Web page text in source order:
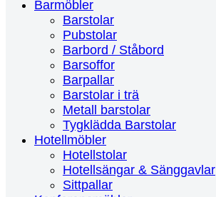
Barmöbler
Barstolar
Pubstolar
Barbord / Ståbord
Barsoffor
Barpallar
Barstolar i trä
Metall barstolar
Tygklädda Barstolar
Hotellmöbler
Hotellstolar
Hotellsängar & Sänggavlar
Sittpallar